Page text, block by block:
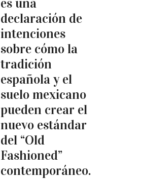
es una
declaración de
intenciones
sobre cómo la
tradición
española y el
suelo mexicano
pueden crear el
nuevo estándar
del “Old
Fashioned”
contemporáneo.